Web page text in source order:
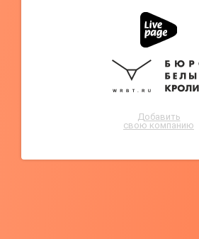
Добавить
свою компанию